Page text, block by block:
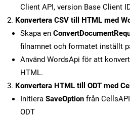
Client API, version Base Client
Konvertera CSV till HTML med
Skapa en
filnamnet och formatet inställt
Använd WordsApi för att
HTML.
Konvertera HTML till ODT med
Initiera SaveOption från
ODT